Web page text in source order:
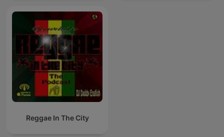
Reggae In The City